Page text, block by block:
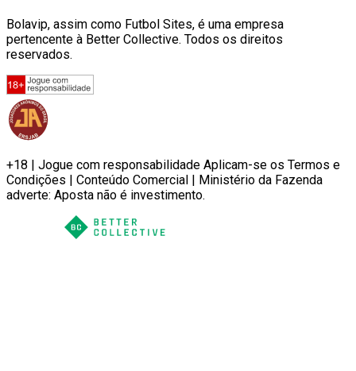
Bolavip, assim como Futbol Sites, é uma empresa
pertencente à Better Collective. Todos os direitos
reservados.
+18 | Jogue com responsabilidade Aplicam-se os Termos e
Condições | Conteúdo Comercial | Ministério da Fazenda
adverte: Aposta não é investimento.